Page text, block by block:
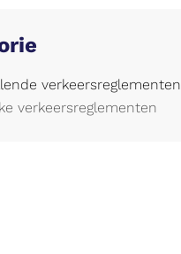
verkeersreglementen
verkeersreglementen